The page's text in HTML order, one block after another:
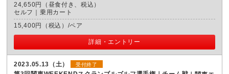
24,650円（昼食付き、税込）
セルフ｜乗用カート
15,400円（税込）/ペア
詳細・エントリー
2023.05.13（土） 受付終了